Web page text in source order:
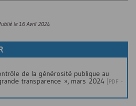
le 16 Avril 2024
de la générosité publique au
transparence », mars 2024 [PDF -